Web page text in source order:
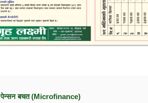
पेन्सन बचत (Microfinance)